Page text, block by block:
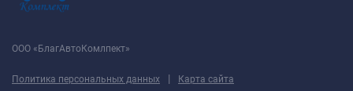
ООО «БлагАвтоКомлпект»
Политика персональных данных | Карта сайта